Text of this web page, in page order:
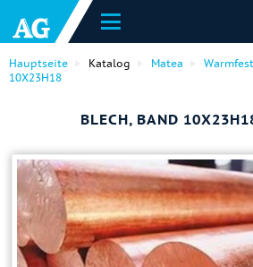
Hauptseite Katalog Matea
10Х23Н18
BLECH, BAND